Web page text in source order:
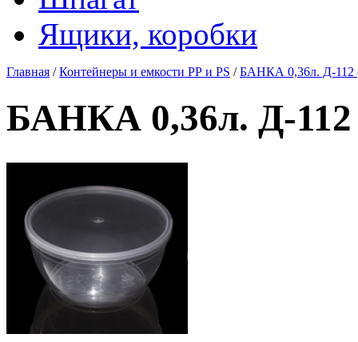
Ящики, коробки
Главная /Контейнеры и емкости РР и PS /БАНКА 0,36л. Д-112
БАНКА 0,36л. Д-